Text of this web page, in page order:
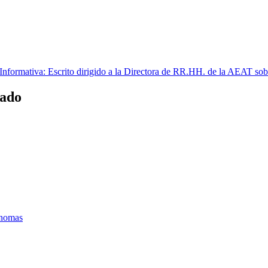
Escrito dirigido a la Directora de RR.HH. de la AEAT